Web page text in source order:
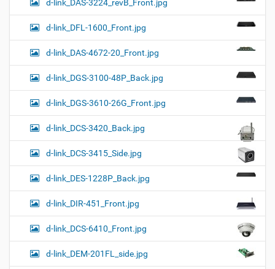
d-link_DAS-3224_revB_Front.jpg
d-link_DFL-1600_Front.jpg
d-link_DAS-4672-20_Front.jpg
d-link_DGS-3100-48P_Back.jpg
d-link_DGS-3610-26G_Front.jpg
d-link_DCS-3420_Back.jpg
d-link_DCS-3415_Side.jpg
d-link_DES-1228P_Back.jpg
d-link_DIR-451_Front.jpg
d-link_DCS-6410_Front.jpg
d-link_DEM-201FL_side.jpg